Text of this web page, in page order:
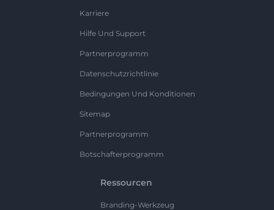
Karriere
Hilfe Und Support
Partnerprogramm
Datenschutzrichtlinie
Bedingungen Und Konditionen
Sitemap
Partnerprogramm
Botschafterprogramm
Ressourcen
Branding-Werkzeug